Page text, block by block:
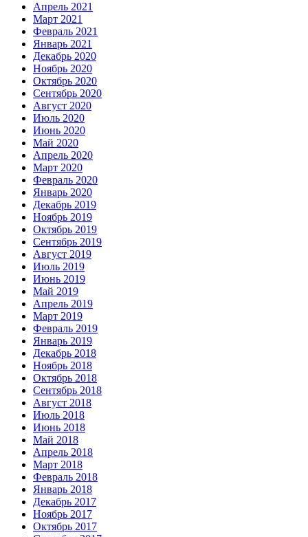
Апрель 2021
Март 2021
Февраль 2021
Январь 2021
Декабрь 2020
Ноябрь 2020
Октябрь 2020
Сентябрь 2020
Август 2020
Июль 2020
Июнь 2020
Май 2020
Апрель 2020
Март 2020
Февраль 2020
Январь 2020
Декабрь 2019
Ноябрь 2019
Октябрь 2019
Сентябрь 2019
Август 2019
Июль 2019
Июнь 2019
Май 2019
Апрель 2019
Март 2019
Февраль 2019
Январь 2019
Декабрь 2018
Ноябрь 2018
Октябрь 2018
Сентябрь 2018
Август 2018
Июль 2018
Июнь 2018
Май 2018
Апрель 2018
Март 2018
Февраль 2018
Январь 2018
Декабрь 2017
Ноябрь 2017
Октябрь 2017